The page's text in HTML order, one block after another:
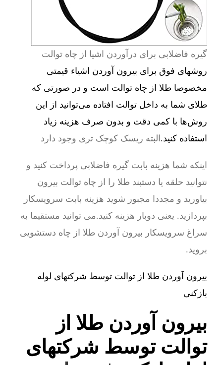
گیره فاضلابی برای درآوردن اشیا از چاه توالت
روشهای فوق برای بیرون آوردن اشیاء قیمتی
مخصوصا طلا از چاه توالت است و در صورتی که
طلای شما به داخل توالت افتاده می‌توانید از این
روش‌ها با کمی دقت و بدون صرف هزینه زیاد
استفاده کنید.البته ریسک کوچک تری وجود دارد
اینکه شما هزینه بابت گیره فاضلابی پرداخت کنید و
نتوانید حلقه یا دستبند طلا را از چاه توالت بیرون
بیاورید و مجددا مجبور شوید هزینه بابت سرویسکار
بپردازید. یعنی دوبار هزینه کنید.می توانید مستقیما به
سراغ سرویسکار بیرون آوردن طلا از چاه دستشویی
بروید.
بیرون آوردن طلا از توالت توسط شرکتهای لوله
بازکنی
بیرون آوردن طلا از
توالت توسط شرکتهای